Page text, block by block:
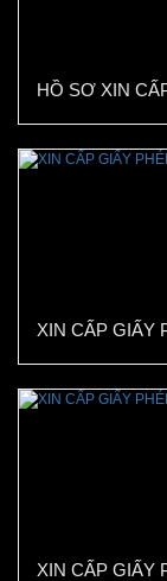
HỒ SƠ XIN
XIN CẤP GIẤY
XIN CẤP GIẤY